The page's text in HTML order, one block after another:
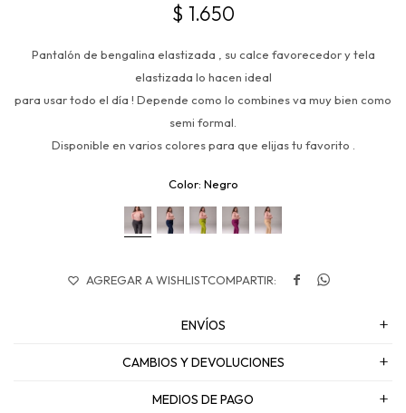
$ 1.650
Pantalón de bengalina elastizada , su calce favorecedor y tela
elastizada lo hacen ideal
para usar todo el día ! Depende como lo combines va muy bien como
semi formal.
Disponible en varios colores para que elijas tu favorito .
Negro
 
ENVÍOS
CAMBIOS Y DEVOLUCIONES
MEDIOS DE PAGO